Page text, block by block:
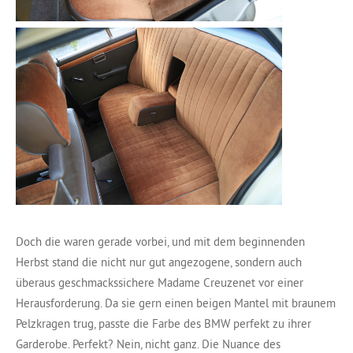
Doch die waren gerade vorbei, und mit dem beginnenden
Herbst stand die nicht nur gut angezogene, sondern auch
überaus geschmackssichere Madame Creuzenet vor einer
Herausforderung. Da sie gern einen beigen Mantel mit braunem
Pelzkragen trug, passte die Farbe des BMW perfekt zu ihrer
Garderobe. Perfekt? Nein, nicht ganz. Die Nuance des